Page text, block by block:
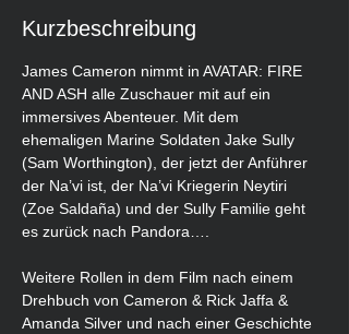
Kurzbeschreibung
James Cameron nimmt in AVATAR: FIRE
AND ASH alle Zuschauer mit auf ein
immersives Abenteuer. Mit dem
ehemaligen Marine Soldaten Jake Sully
(Sam Worthington), der jetzt der Anführer
der Na’vi ist, der Na’vi Kriegerin Neytiri
(Zoe Saldaña) und der Sully Familie geht
es zurück nach Pandora….
Weitere Rollen in dem Film nach einem
Drehbuch von Cameron & Rick Jaffa &
Amanda Silver und nach einer Geschichte